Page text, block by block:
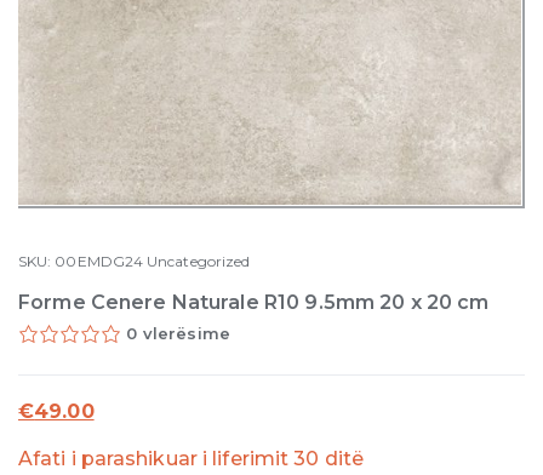
SKU: 00EMDG24 Uncategorized
Forme Cenere Naturale R10 9.5mm 20 x 20 cm
0 vlerësime
€49.00
Afati i parashikuar i liferimit 30 ditë